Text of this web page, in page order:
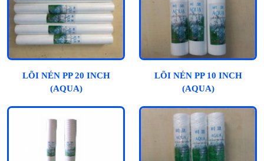
LÕI NÉN PP 20 INCH
(AQUA)
LÕI NÉN PP 10 INCH
(AQUA)